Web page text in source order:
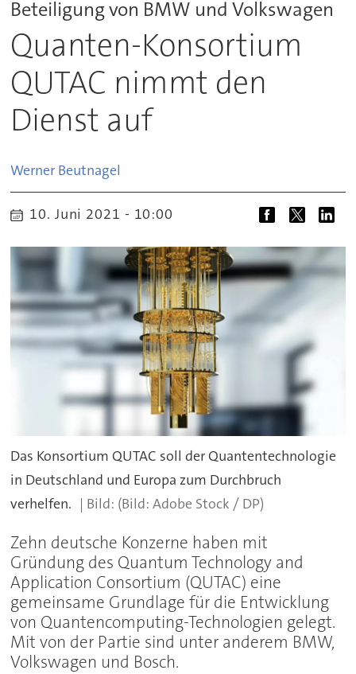
Beteiligung von BMW und Volkswagen
Quanten-Konsortium
QUTAC nimmt den
Dienst auf
Werner Beutnagel
10. Juni 2021 - 10:00
Das Konsortium QUTAC soll der Quantentechnologie
in Deutschland und Europa zum Durchbruch
verhelfen.
(Bild: Adobe Stock / DP)
Zehn deutsche Konzerne haben mit
Gründung des Quantum Technology and
Application Consortium (QUTAC) eine
gemeinsame Grundlage für die Entwicklung
von Quantencomputing-Technologien gelegt.
Mit von der Partie sind unter anderem BMW,
Volkswagen und Bosch.